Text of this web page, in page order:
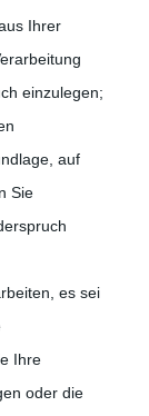
Ihrer
einzulegen;
auf
Sie
es sei
Ihre
oder die